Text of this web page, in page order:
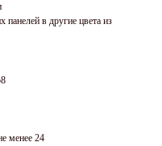
панелей в другие цвета из
менее 24